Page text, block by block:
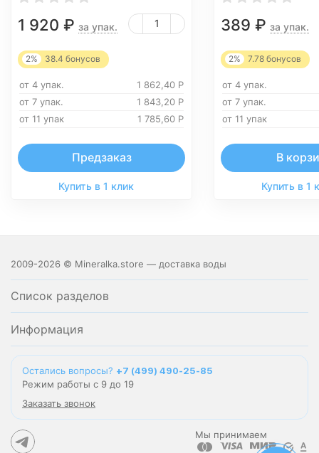
1 920 ₽ за упак.
2% 38.4 бонусов
от 4 упак. 1 862,40 Р
от 7 упак.
1 843,20 Р
от 11 упак
1 785,60 Р
Предзаказ
Купить в 1 клик
389 ₽ за упак.
2% 7.78 бонусов
от 4 упак.
от 7 упак.
от 11 упак
В
Купить в 1
2009-2026 © Mineralka.store — доставка воды
Список разделов
Информация
Остались вопросы? +7 (499) 490-25-85
Режим работы с 9 до 19
Заказать звонок
Мы принимаем